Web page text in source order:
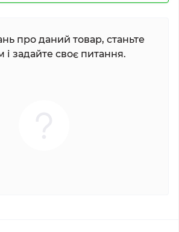
про даний товар, станьте
задайте своє питання.